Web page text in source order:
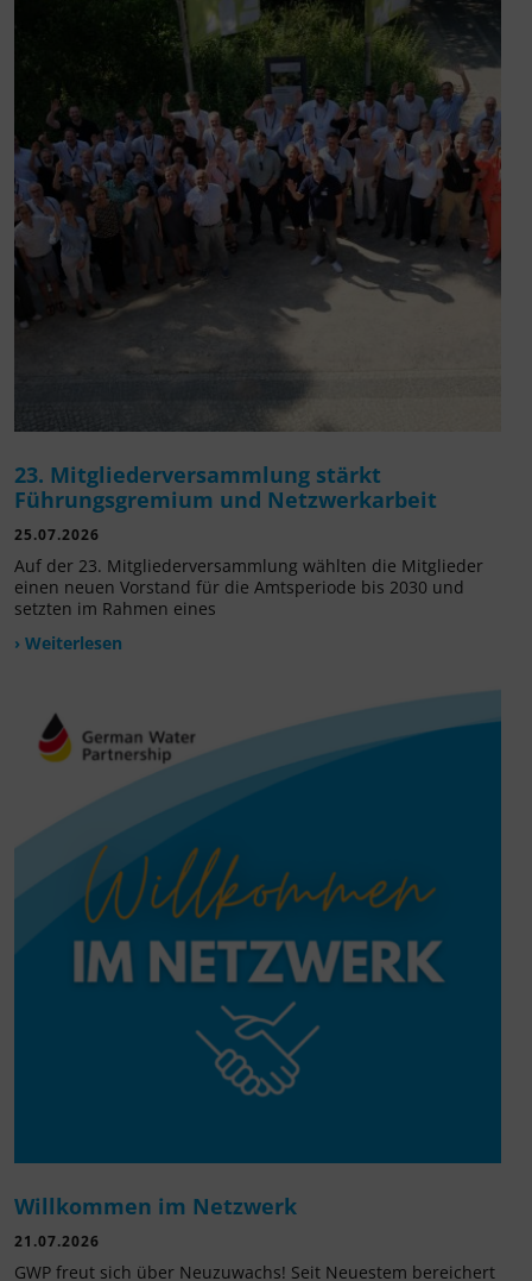
23. Mitgliederversammlung stärkt
Führungsgremium und Netzwerkarbeit
25.07.2026
Auf der 23. Mitgliederversammlung wählten die Mitglieder
einen neuen Vorstand für die Amtsperiode bis 2030 und
setzten im Rahmen eines
› Weiterlesen
Willkommen im Netzwerk
21.07.2026
GWP freut sich über Neuzuwachs! Seit Neuestem bereichert